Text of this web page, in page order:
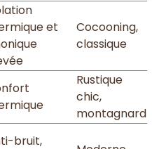
et
Cocooning,
classique
Rustique
chic,
montagnard
bruit,